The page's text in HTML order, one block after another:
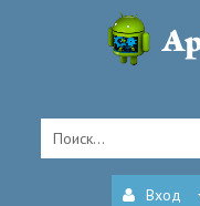
Вход